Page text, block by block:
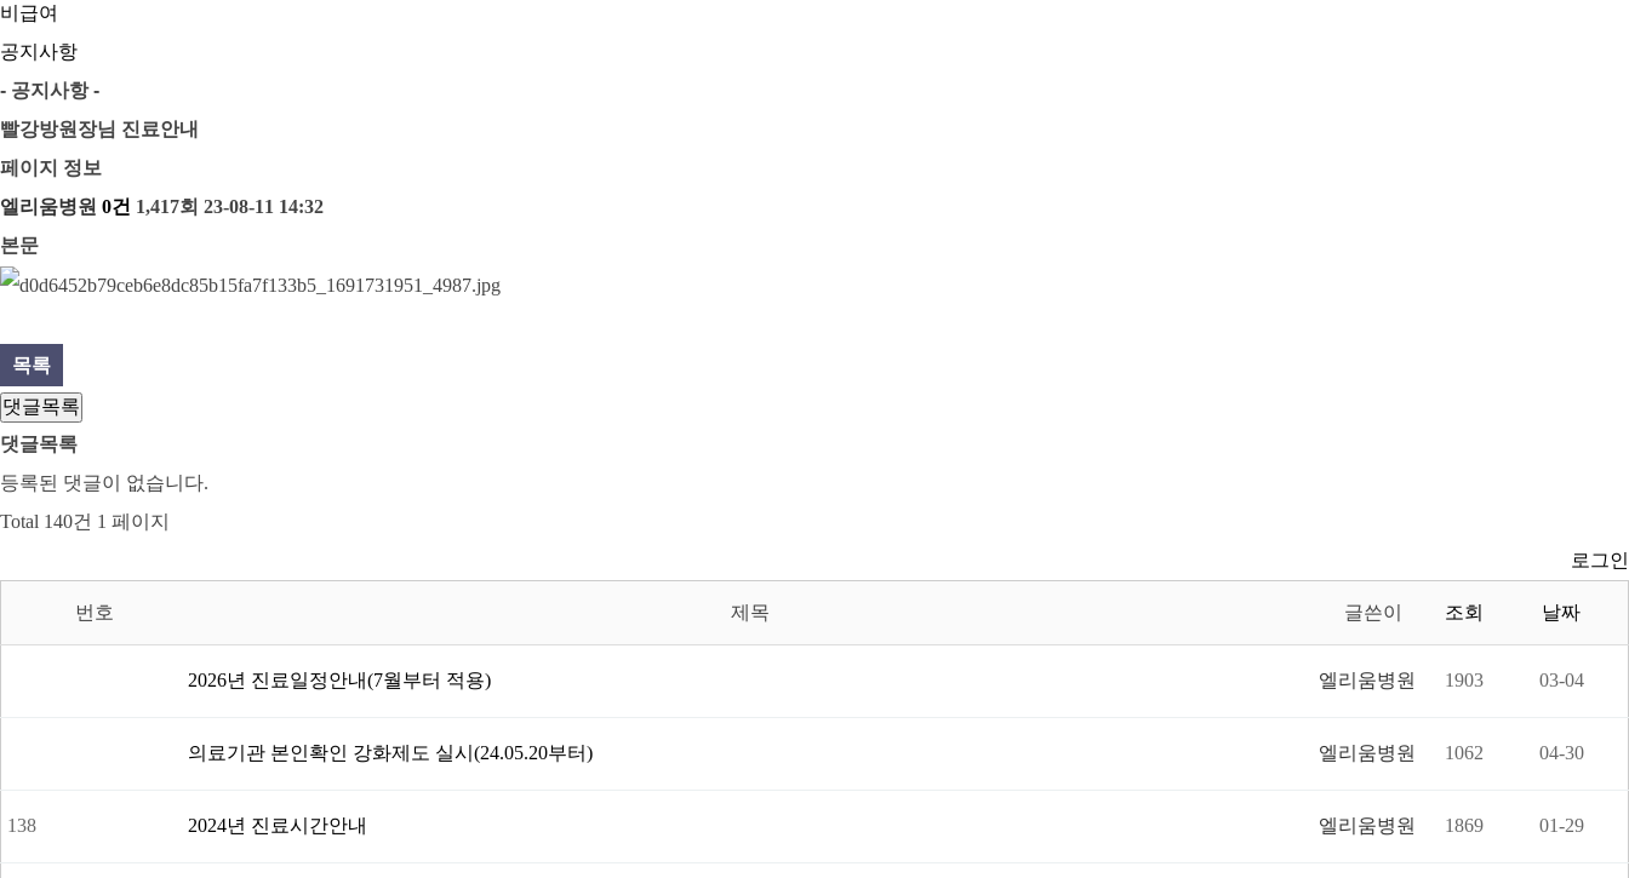
비급여
공지사항
- 공지사항 -
빨강방원장님 진료안내
페이지 정보
엘리움병원 0건 1,417회 23-08-11 14:32
본문
목록
댓글목록
댓글목록
등록된 댓글이 없습니다.
Total 140건 1 페이지
로그인
번호 제목 글쓴이 조회 날짜
2026년 진료일정안내(7월부터 적용) 엘리움병원 1903 03-04
의료기관 본인확인 강화제도 실시(24.05.20부터) 엘리움병원 1062 04-30
138 2024년 진료시간안내 엘리움병원 1869 01-29